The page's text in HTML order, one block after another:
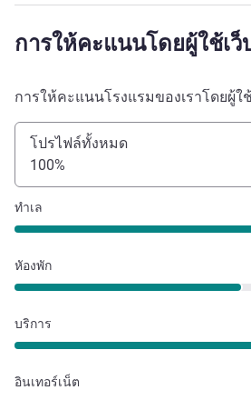
การให้คะแนนโดยผู้ใช้เว็
การให้คะแนนโรงแรมของเราโดยผู้ใ
โปรไฟล์ทั้งหมด
100%
ทำเล
หัองพัก
บริการ
อินเทอร์เน็ต